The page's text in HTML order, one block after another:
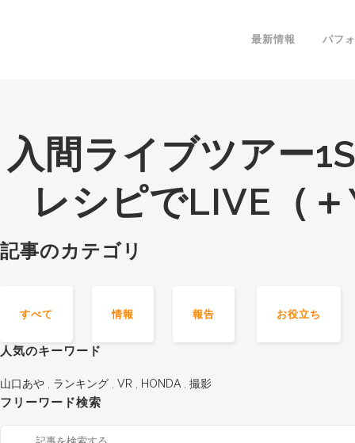
最新情報 パフ
入間ライブツアー
レシピでLIVE（
記事のカテゴリ
すべて 情報 報告 お役立ち
人気のキーワード
山口あや ランキング VR HONDA 撮影
フリーワード検索